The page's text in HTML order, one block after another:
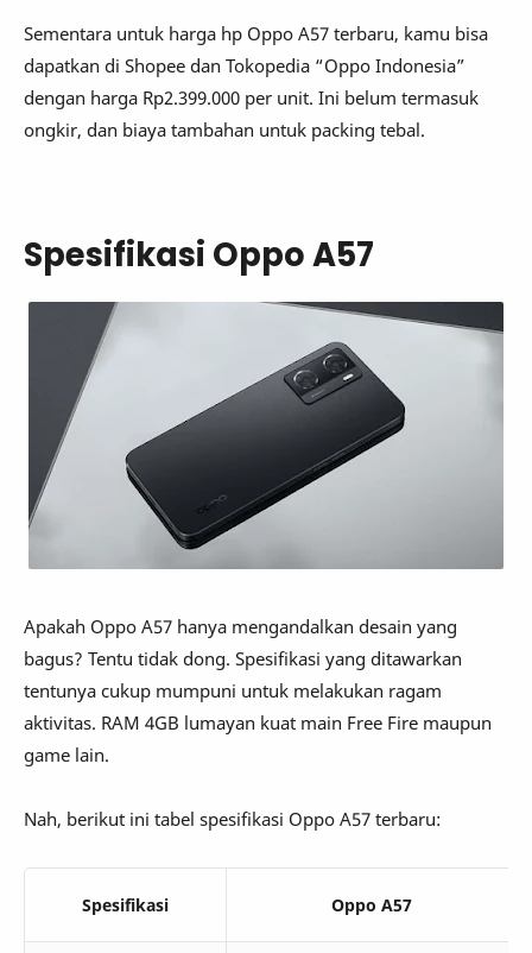
Sementara untuk harga hp Oppo A57 terbaru, kamu bisa
dapatkan di Shopee dan Tokopedia “Oppo Indonesia”
dengan harga Rp2.399.000 per unit. Ini belum termasuk
ongkir, dan biaya tambahan untuk packing tebal.
Spesifikasi Oppo A57
Apakah Oppo A57 hanya mengandalkan desain yang
bagus? Tentu tidak dong. Spesifikasi yang ditawarkan
tentunya cukup mumpuni untuk melakukan ragam
aktivitas. RAM 4GB lumayan kuat main Free Fire maupun
game lain.
Nah, berikut ini tabel spesifikasi Oppo A57 terbaru:
Spesifikasi Oppo A57